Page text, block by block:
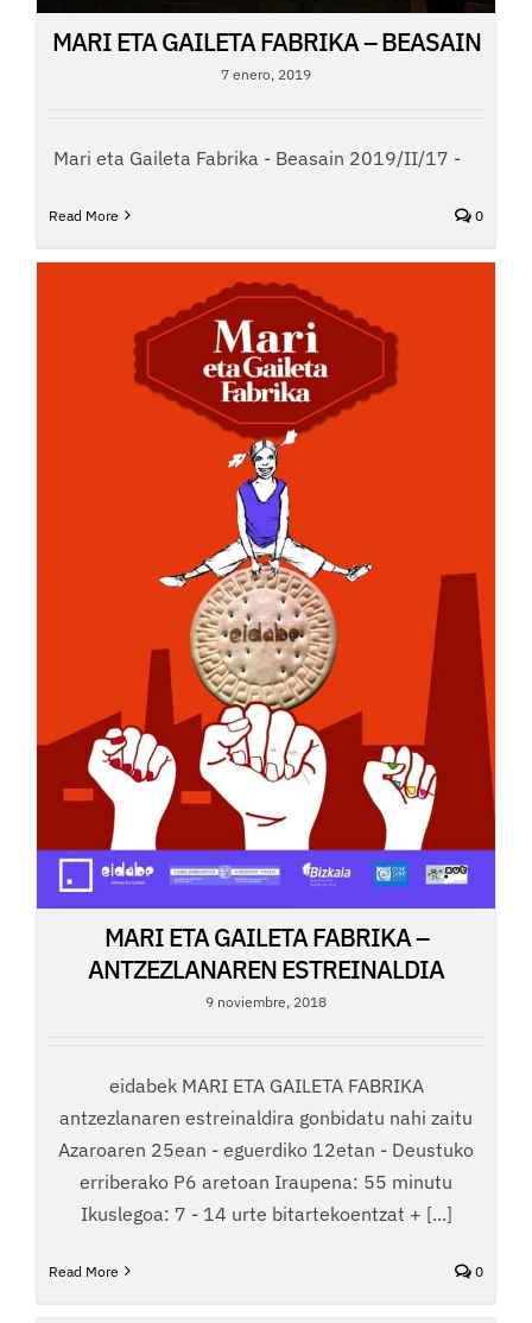
MARI ETA GAILETA FABRIKA – BEASAIN
7 enero, 2019
Mari eta Gaileta Fabrika - Beasain 2019/II/17 -
Read More 0
MARI ETA GAILETA FABRIKA –
ANTZEZLANAREN ESTREINALDIA
9 noviembre, 2018
eidabek MARI ETA GAILETA FABRIKA
antzezlanaren estreinaldira gonbidatu nahi zaitu
Azaroaren 25ean - eguerdiko 12etan - Deustuko
erriberako P6 aretoan Iraupena: 55 minutu
Ikuslegoa: 7 - 14 urte bitartekoentzat + [...]
Read More 0